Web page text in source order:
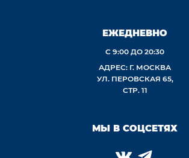
ЕЖЕДНЕВНО
С 9:00 ДО 20:30
АДРЕС: Г. МОСКВА
УЛ. ПЕРОВСКАЯ 65,
СТР. 11
МЫ В СОЦСЕТЯХ